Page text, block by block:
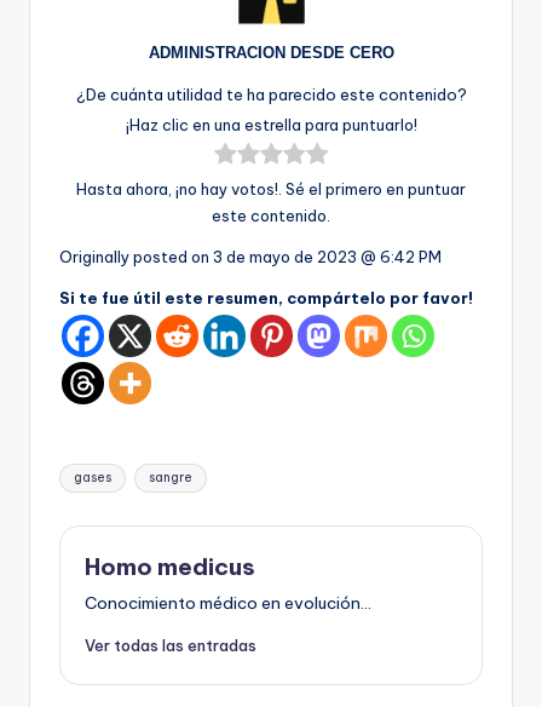
ADMINISTRACION DESDE CERO
¿De cuánta utilidad te ha parecido este contenido?
¡Haz clic en una estrella para puntuarlo!
Hasta ahora, ¡no hay votos!. Sé el primero en puntuar
este contenido.
Originally posted on 3 de mayo de 2023 @ 6:42 PM
Si te fue útil este resumen, compártelo por favor!
Etiquetas:
gases sangre
Homo medicus
Conocimiento médico en evolución...
Ver todas las entradas